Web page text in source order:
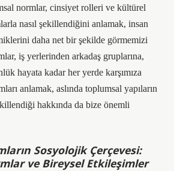
normlar, cinsiyet rolleri ve kültürel
nasıl şekillendiğini anlamak, insan
daha net bir şekilde görmemizi
iş yerlerinden arkadaş gruplarına,
hayata kadar her yerde karşımıza
anlamak, aslında toplumsal yapıların
hakkında da bize önemli
Sosyolojik Çerçevesi:
ve Bireysel Etkileşimler